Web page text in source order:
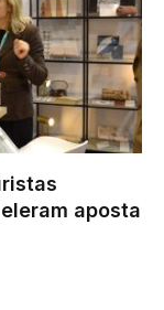
aposta